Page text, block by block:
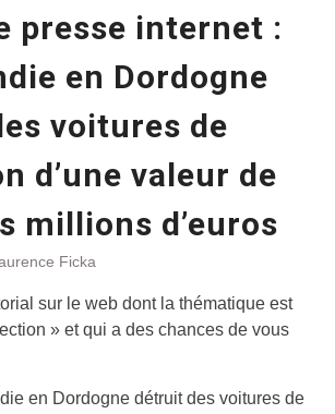
presse internet :
en Dordogne
voitures de
d’une valeur de
millions d’euros
Ficka
sur le web dont la thématique est
» et qui a des chances de vous
en Dordogne détruit des voitures de